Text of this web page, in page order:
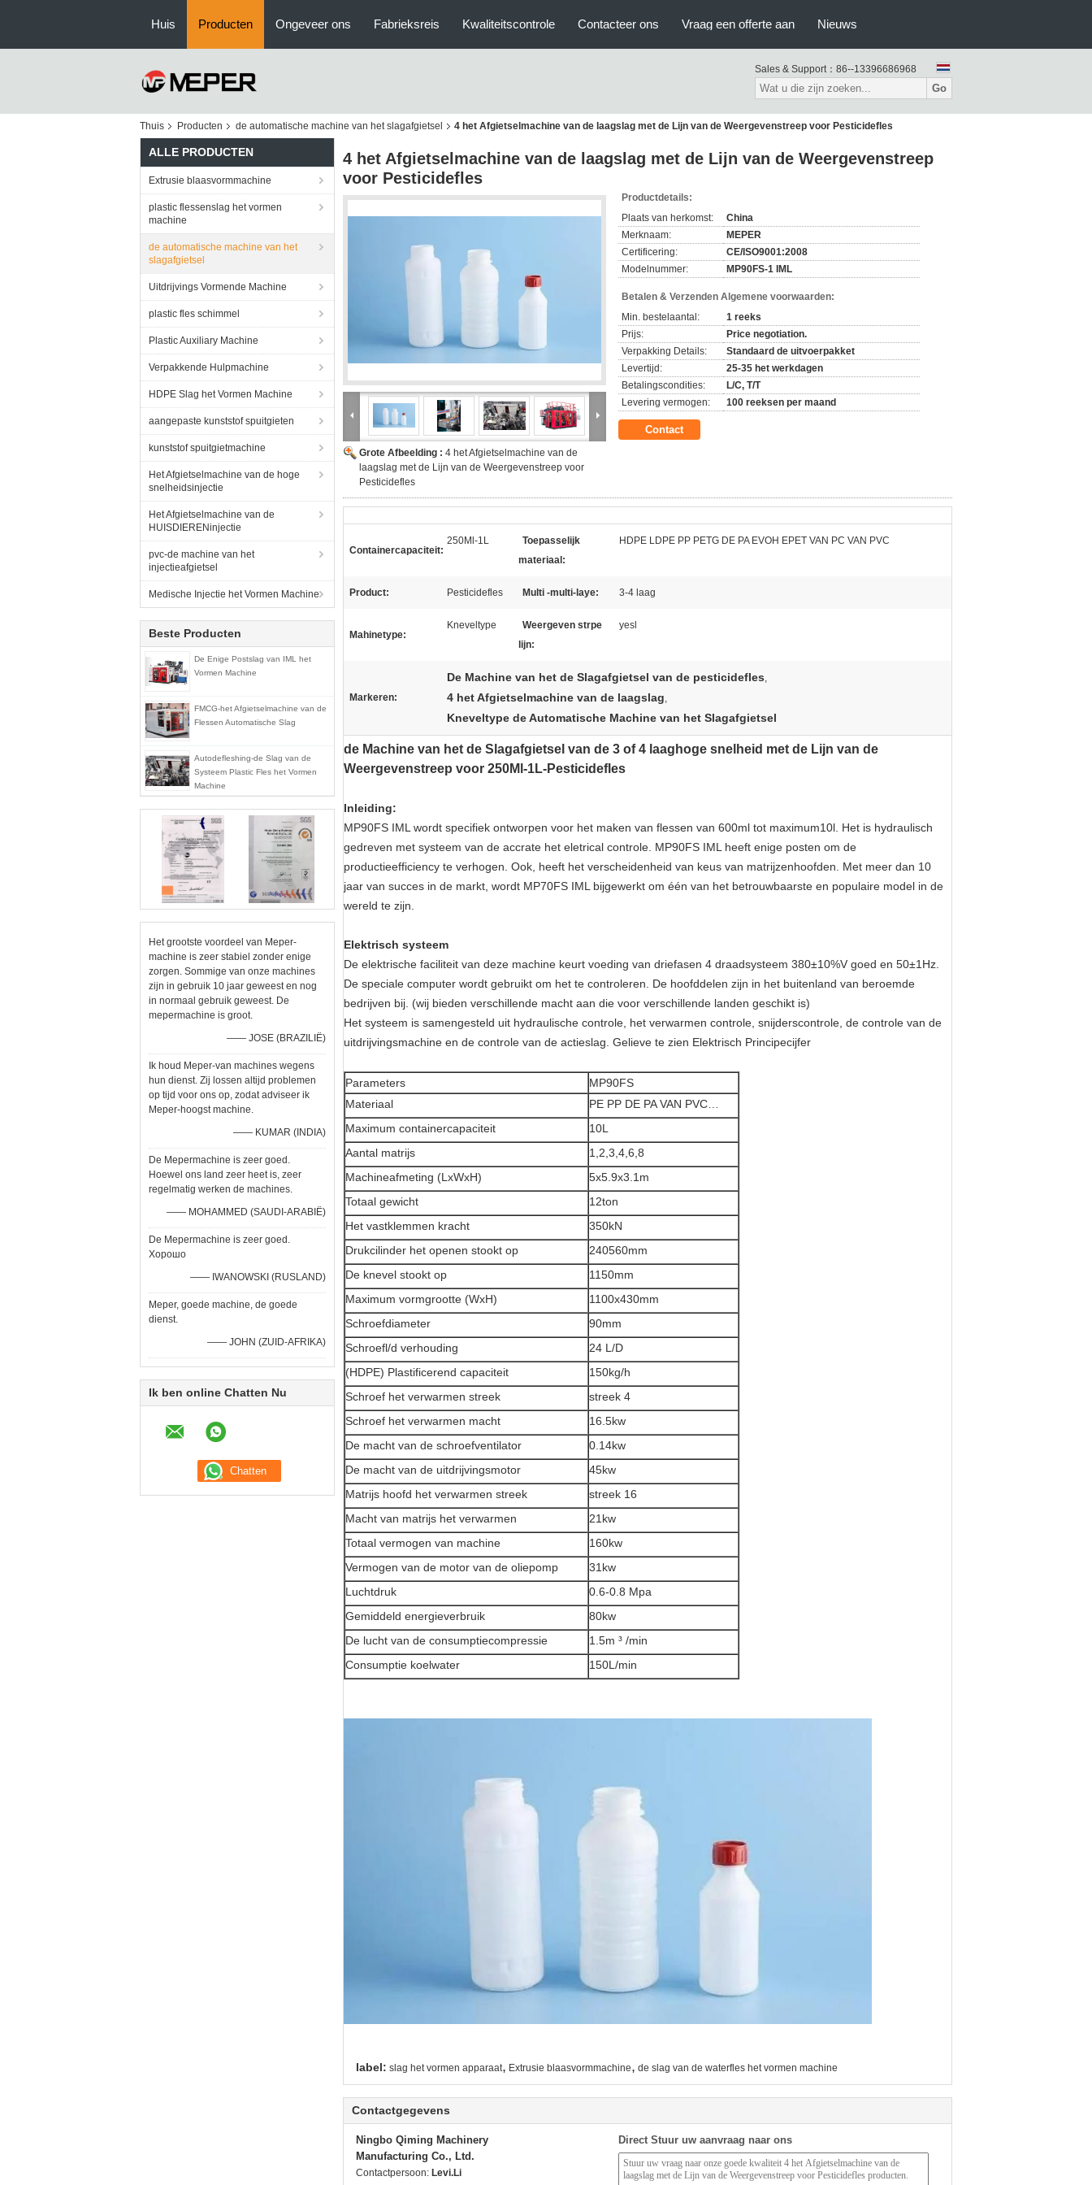
Huis Producten Ongeveer ons Fabrieksreis Kwaliteitscontrole Contacteer ons Vraag een offerte aan Nieuws
Sales & Support： 86--13396686968
Go
Thuis Producten de automatische machine van het slagafgietsel 4 het Afgietselmachine van de laagslag met de Lijn van de Weergevenstreep voor Pesticidefles
ALLE PRODUCTEN
Extrusie blaasvormmachine
plastic flessenslag het vormen
machine
de automatische machine van het
slagafgietsel
Uitdrijvings Vormende Machine
plastic fles schimmel
Plastic Auxiliary Machine
Verpakkende Hulpmachine
HDPE Slag het Vormen Machine
aangepaste kunststof spuitgieten
kunststof spuitgietmachine
Het Afgietselmachine van de hoge
snelheidsinjectie
Het Afgietselmachine van de
HUISDIERENinjectie
pvc-de machine van het
injectieafgietsel
Medische Injectie het Vormen Machine
Beste Producten
De Enige Postslag van IML het
Vormen Machine
FMCG-het Afgietselmachine van de
Flessen Automatische Slag
Autodefleshing-de Slag van de
Systeem Plastic Fles het Vormen
Machine
Het grootste voordeel van Meper-
machine is zeer stabiel zonder enige
zorgen. Sommige van onze machines
zijn in gebruik 10 jaar geweest en nog
in normaal gebruik geweest. De
mepermachine is groot.
—— JOSE (BRAZILIË)
Ik houd Meper-van machines wegens
hun dienst. Zij lossen altijd problemen
op tijd voor ons op, zodat adviseer ik
Meper-hoogst machine.
—— KUMAR (INDIA)
De Mepermachine is zeer goed.
Hoewel ons land zeer heet is, zeer
regelmatig werken de machines.
—— MOHAMMED (SAUDI-ARABIË)
De Mepermachine is zeer goed.
Хорошо
—— IWANOWSKI (RUSLAND)
Meper, goede machine, de goede
dienst.
—— JOHN (ZUID-AFRIKA)
Ik ben online Chatten Nu
4 het Afgietselmachine van de laagslag met de Lijn van de Weergevenstreep
voor Pesticidefles
Grote Afbeelding : 4 het Afgietselmachine van de
laagslag met de Lijn van de Weergevenstreep voor
Pesticidefles
Productdetails:
Plaats van herkomst:
China
Merknaam:
MEPER
Certificering:
CE/ISO9001:2008
Modelnummer:
MP90FS-1 IML
Betalen & Verzenden Algemene voorwaarden:
Min. bestelaantal:
1 reeks
Prijs:
Price negotiation.
Verpakking Details:
Standaard de uitvoerpakket
Levertijd:
25-35 het werkdagen
Betalingscondities:
L/C, T/T
Levering vermogen:
100 reeksen per maand
Contact
Containercapaciteit:
250Ml-1L
Toepasselijk
materiaal:
HDPE LDPE PP PETG DE PA EVOH EPET VAN PC VAN PVC
Product: Pesticidefles Multi -multi-laye: 3-4 laag
Mahinetype:
Kneveltype
Weergeven strpe
lijn:
yesl
Markeren:
De Machine van het de Slagafgietsel van de pesticidefles,
4 het Afgietselmachine van de laagslag,
Kneveltype de Automatische Machine van het Slagafgietsel
de Machine van het de Slagafgietsel van de 3 of 4 laaghoge snelheid met de Lijn van de
Weergevenstreep voor 250Ml-1L-Pesticidefles
Inleiding:
MP90FS IML wordt specifiek ontworpen voor het maken van flessen van 600ml tot maximum10l. Het is hydraulisch
gedreven met systeem van de accrate het eletrical controle. MP90FS IML heeft enige posten om de
productieefficiency te verhogen. Ook, heeft het verscheidenheid van keus van matrijzenhoofden. Met meer dan 10
jaar van succes in de markt, wordt MP70FS IML bijgewerkt om één van het betrouwbaarste en populaire model in de
wereld te zijn.
Elektrisch systeem
De elektrische faciliteit van deze machine keurt voeding van driefasen 4 draadsysteem 380±10%V goed en 50±1Hz.
De speciale computer wordt gebruikt om het te controleren. De hoofddelen zijn in het buitenland van beroemde
bedrijven bij. (wij bieden verschillende macht aan die voor verschillende landen geschikt is)
Het systeem is samengesteld uit hydraulische controle, het verwarmen controle, snijderscontrole, de controle van de
uitdrijvingsmachine en de controle van de actieslag. Gelieve te zien Elektrisch Principecijfer
Parameters
MP90FS
Materiaal
PE PP DE PA VAN PVC…
Maximum containercapaciteit
10L
Aantal matrijs
1,2,3,4,6,8
Machineafmeting (LxWxH)
5x5.9x3.1m
Totaal gewicht
12ton
Het vastklemmen kracht
350kN
Drukcilinder het openen stookt op
240560mm
De knevel stookt op
1150mm
Maximum vormgrootte (WxH)
1100x430mm
Schroefdiameter
90mm
Schroefl/d verhouding
24 L/D
(HDPE) Plastificerend capaciteit
150kg/h
Schroef het verwarmen streek
streek 4
Schroef het verwarmen macht
16.5kw
De macht van de schroefventilator
0.14kw
De macht van de uitdrijvingsmotor
45kw
Matrijs hoofd het verwarmen streek
streek 16
Macht van matrijs het verwarmen
21kw
Totaal vermogen van machine
160kw
Vermogen van de motor van de oliepomp
31kw
Luchtdruk
0.6-0.8 Mpa
Gemiddeld energieverbruik
80kw
De lucht van de consumptiecompressie
1.5m ³ /min
Consumptie koelwater
150L/min
label: slag het vormen apparaat, Extrusie blaasvormmachine, de slag van de waterfles het vormen machine
Contactgegevens
Ningbo Qiming Machinery
Manufacturing Co., Ltd.
Contactpersoon: Levi.Li
Direct Stuur uw aanvraag naar ons